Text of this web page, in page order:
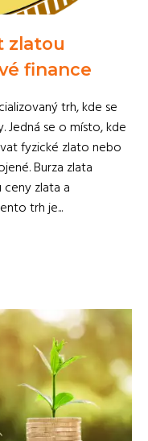
zlatou
finance
trh, kde se
Jedná se o místo, kde
fyzické zlato nebo
Burza zlata
zlata a
trh je...